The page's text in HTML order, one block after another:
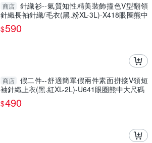
商店
針織衫--氣質知性精美裝飾撞色V型翻領
針織長袖針織/毛衣(黑.粉XL-3L)-X418眼圈熊中
大尺碼
$590
商店
假二件--舒適簡單假兩件素面拼接V領短
袖針織上衣(黑.紅XL-2L)-U641眼圈熊中大尺碼
$490